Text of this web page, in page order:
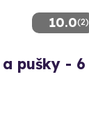
10.0(2)
pušky - 6